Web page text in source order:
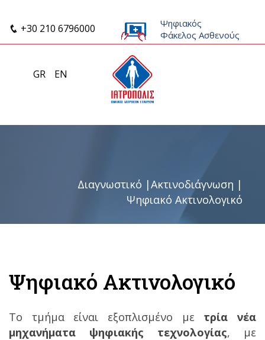
+30 210 6796000
GR EN
Ψηφιακός
Φάκελος Ασθενούς
Διαγνωστικό |Ακτινοδιάγνωση |
Ψηφιακό Ακτινολογικό
Ψηφιακό Ακτινολογικό
Το τμήμα είναι εξοπλισμένο με τρία νέα
μηχανήματα ψηφιακής τεχνολογίας, με